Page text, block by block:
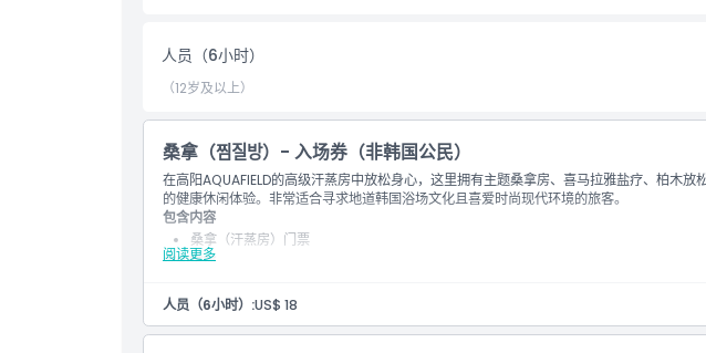
亮点
包含项
儿童成人政策
排除项
营业时间
人员（6小时）
（12岁及以上）
桑拿（찜질방）- 入场券（非韩国公民）
在高阳AQUAFIELD的高级汗蒸房中放松身心，这里拥有主题桑拿房、喜马拉雅盐疗、柏木放
的健康休闲体验。非常适合寻求地道韩国浴场文化且喜爱时尚现代环境的旅客。
阅读更多
包含内容
桑拿（汗蒸房）门票
须知事项
为确保所有设施可用，建议在晚上9点前入场汗蒸房
汗蒸房最晚入场时间为晚上9点30分
人员（6小时）:US$ 18